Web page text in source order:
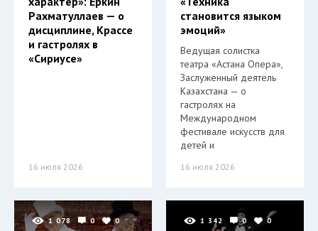
Рахматуллаев — о
дисциплине, Крассе
и гастролях в
«Сириусе»
16 июля 2026
становится языком
эмоций»
Ведущая солистка
театра «Астана Опера»,
Заслуженный деятель
Казахстана — о
гастролях на
Международном
фестивале искусств для
детей и
16 июля 2026
1 078 0 0 1 342 0 0